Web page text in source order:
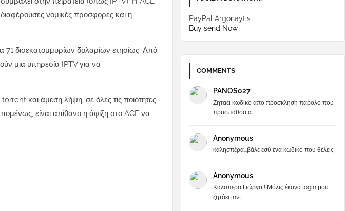
νομικές προσφορές και η
71 δισεκατομμυρίων δολαρίων ετησίως. Από
μια υπηρεσία IPTV για να
και άμεση λήψη, σε όλες τις ποιότητες
είναι απίθανο η άφιξη στο ACE να
PayPal Argonaytis
Buy send Now
COMMENTS
PANOS027
Ζηταει κωδικο απο προσκληση παρολο που
προσπαθσα α...
Anonymous
καλησπέρα...βάλε εσύ ένα κωδικό που θέλεις
Anonymous
Καλσπερα Γιώργο ! Μόλις έκανα login μου
ζητάει inv...